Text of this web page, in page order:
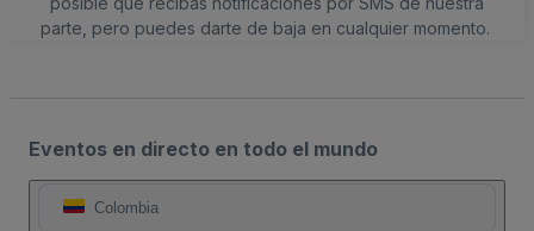
parte, pero puedes darte de baja en cualquier momento.
Eventos en directo en todo el mundo
Colombia